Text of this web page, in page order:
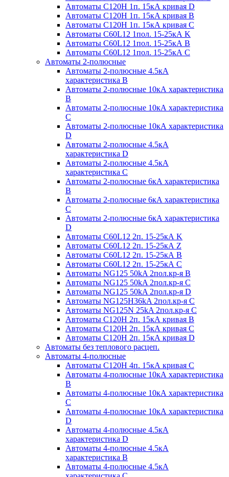
Автоматы С120H 1п. 15кА кривая D
Автоматы С120H 1п. 15кА кривая В
Автоматы С120H 1п. 15кА кривая С
Автоматы С60L12 1пол. 15-25кА K
Автоматы С60L12 1пол. 15-25кА В
Автоматы С60L12 1пол. 15-25кА С
Автоматы 2-полюсные
Автоматы 2-полюсные 4.5кА
характеристика В
Автоматы 2-полюсные 10кА характеристика
B
Автоматы 2-полюсные 10кА характеристика
C
Автоматы 2-полюсные 10кА характеристика
D
Автоматы 2-полюсные 4.5кА
характеристика D
Автоматы 2-полюсные 4.5кА
характеристика С
Автоматы 2-полюсные 6кА характеристика
B
Автоматы 2-полюсные 6кА характеристика
C
Автоматы 2-полюсные 6кА характеристика
D
Автоматы C60L12 2п. 15-25кА K
Автоматы C60L12 2п. 15-25кА Z
Автоматы C60L12 2п. 15-25кА B
Автоматы C60L12 2п. 15-25кА C
Автоматы NG125 50kA 2пол.кр-я B
Автоматы NG125 50kA 2пол.кр-я C
Автоматы NG125 50kA 2пол.кр-я D
Автоматы NG125H36kA 2пол.кр-я C
Автоматы NG125N 25kA 2пол.кр-я C
Автоматы С120H 2п. 15кА кривая B
Автоматы С120H 2п. 15кА кривая C
Автоматы С120H 2п. 15кА кривая D
Автоматы без теплового расцеп.
Автоматы 4-полюсные
Автоматы С120H 4п. 15кА кривая C
Автоматы 4-полюсные 10кА характеристика
B
Автоматы 4-полюсные 10кА характеристика
C
Автоматы 4-полюсные 10кА характеристика
D
Автоматы 4-полюсные 4.5кА
характеристика D
Автоматы 4-полюсные 4.5кА
характеристика В
Автоматы 4-полюсные 4.5кА